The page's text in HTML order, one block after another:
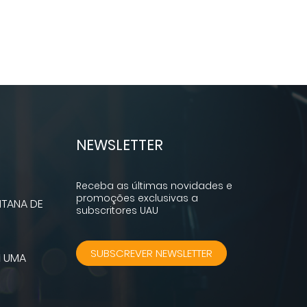
DE
UMA
NEWSLETTER
Receba as últimas novidades e
promoções exclusivas a
subscritores UAU
SUBSCREVER NEWSLETTER